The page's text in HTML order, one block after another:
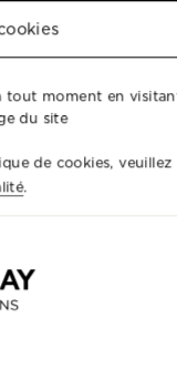
tout moment en
du site
de cookies, veuillez
.